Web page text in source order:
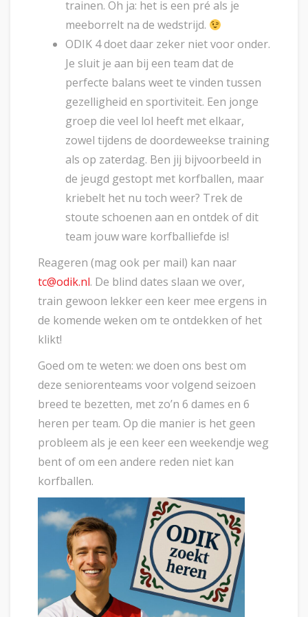
trainen. Oh ja: het is een pré als je
meeborrelt na de wedstrijd.
ODIK 4 doet daar zeker niet voor onder.
Je sluit je aan bij een team dat de
perfecte balans weet te vinden tussen
gezelligheid en sportiviteit. Een jonge
groep die veel lol heeft met elkaar,
zowel tijdens de doordeweekse training
als op zaterdag. Ben jij bijvoorbeeld in
de jeugd gestopt met korfballen, maar
kriebelt het nu toch weer? Trek de
stoute schoenen aan en ontdek of dit
team jouw ware korfballiefde is!
Reageren (mag ook per mail) kan naar
tc@odik.nl. De blind dates slaan we over,
train gewoon lekker een keer mee ergens in
de komende weken om te ontdekken of het
klikt!
Goed om te weten: we doen ons best om
deze seniorenteams voor volgend seizoen
breed te bezetten, met zo’n 6 dames en 6
heren per team. Op die manier is het geen
probleem als je een keer een weekendje weg
bent of om een andere reden niet kan
korfballen.